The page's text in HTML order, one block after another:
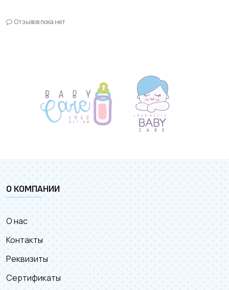
Отзывов пока нет
О КОМПАНИИ
О нас
Контакты
Реквизиты
Сертификаты